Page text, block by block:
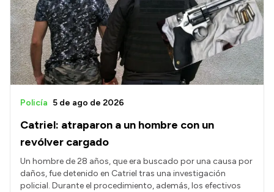
Catriel: atraparon a un hombre con un
revólver cargado
Policía 5 de ago de 2026
Un hombre de 28 años, que era buscado por una causa por
daños, fue detenido en Catriel tras una investigación
policial. Durante el procedimiento, además, los efectivos